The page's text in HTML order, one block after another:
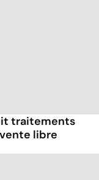
traitements
libre